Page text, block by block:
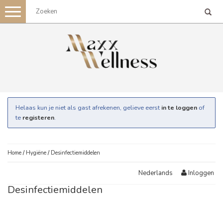
Toggle
navigation
Helaas kun je niet als gast afrekenen, gelieve eerst in te loggen of
te registeren.
Home / Hygiëne / Desinfectiemiddelen
Nederlands Inloggen
Desinfectiemiddelen